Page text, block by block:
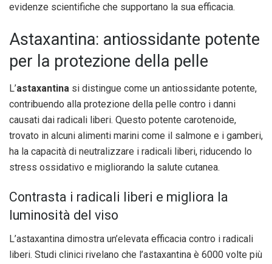
evidenze scientifiche che supportano la sua efficacia.
Astaxantina: antiossidante potente
per la protezione della pelle
L’astaxantina si distingue come un antiossidante potente,
contribuendo alla protezione della pelle contro i danni
causati dai radicali liberi. Questo potente carotenoide,
trovato in alcuni alimenti marini come il salmone e i gamberi,
ha la capacità di neutralizzare i radicali liberi, riducendo lo
stress ossidativo e migliorando la salute cutanea.
Contrasta i radicali liberi e migliora la
luminosità del viso
L’astaxantina dimostra un’elevata efficacia contro i radicali
liberi. Studi clinici rivelano che l’astaxantina è 6000 volte più